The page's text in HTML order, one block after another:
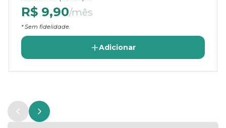
R$ 9,90/mês
* Sem fidelidade.
Adicionar